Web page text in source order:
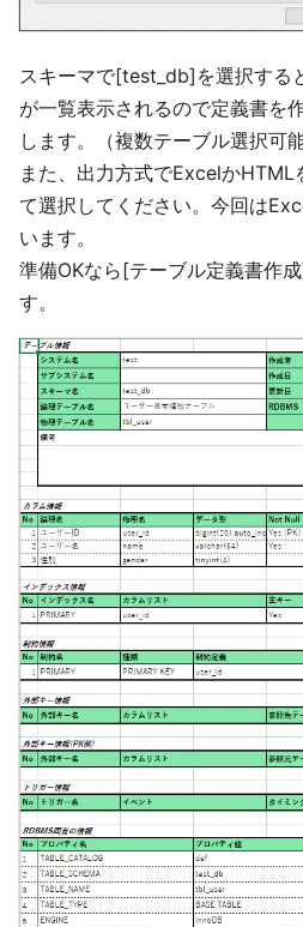
スキーマで[test_db]を選択する
が一覧表示されるので定義書を
します。（複数テーブル選択可能
また、出力方式でExcelかHTML
て選択してください。今回は
います。
準備OKなら[テーブル定義書作
す。